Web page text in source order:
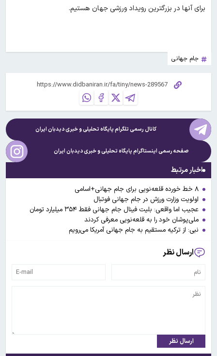
برای آنها در بزرگترین رویداد ورزشی جهان هستیم.
جام جهانی
کانال رسمی تلگرام پایگاه تحلیلی و خبریدیدبان ایران
صفحه رسمی اینستاگرام پایگاه تحلیلی و خبریدیدبان ایران
اخبار مرتبط
۸ خط خورده قلعه‌نویی برای جام جهانی+اسامی
اولویت وزارت ورزش در جام جهانی فوتبال
عجیب اما واقعی: بلیت فینال جام جهانی فقط ۳۵۴ میلیارد تومان
ملی‌پوشان خود را به قلعه‌نویی معرفی کردند
نبی: از ترکیه مستقیم به جام جهانی آمریکا می‌رویم
ارسال نظر
ارسال نظر